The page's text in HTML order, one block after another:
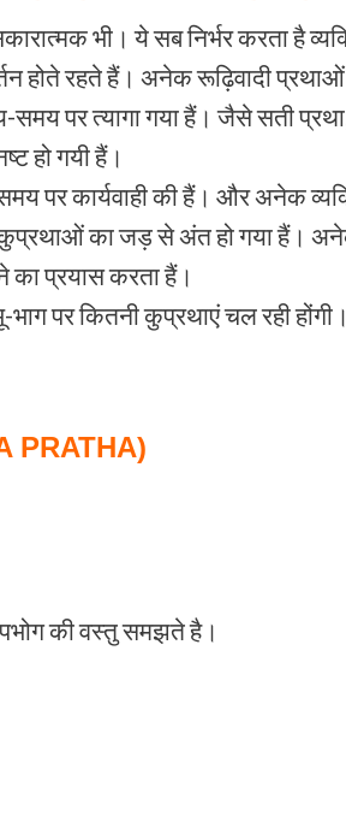
भी। ये सब निर्भर करता है
होते रहते हैं। अनेक रूढ़िवादी प्रथाओं
पर त्यागा गया हैं। जैसे सती
हो गयी हैं।
पर कार्यवाही की हैं। और अनेक
कुप्रथाओं का जड़ से अंत हो गया हैं।
का प्रयास करता हैं।
पर कितनी कुप्रथाएं चल रही
PRATHA)
की वस्तु समझते है।